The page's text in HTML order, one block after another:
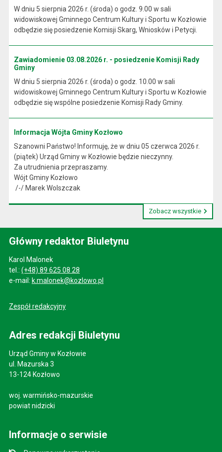
W dniu 5 sierpnia 2026 r. (środa) o godz. 9.00 w sali
widowiskowej Gminnego Centrum Kultury i Sportu w Kozłowie
odbędzie się posiedzenie Komisji Skarg, Wniosków i Petycji.
Zawiadomienie 03.08.2026 r. - posiedzenie Komisji Rady
Gminy
W dniu 5 sierpnia 2026 r. (środa) o godz. 10.00 w sali
widowiskowej Gminnego Centrum Kultury i Sportu w Kozłowie
odbędzie się wspólne posiedzenie Komisji Rady Gminy.
Informacja Wójta Gminy Kozłowo
Szanowni Państwo! Informuję, że w dniu 05 czerwca 2026 r.
(piątek) Urząd Gminy w Kozłowie będzie nieczynny.
Za utrudnienia przepraszamy.
Wójt Gminy Kozłowo
/-/ Marek Wolszczak
Zobacz wszystkie
Główny redaktor Biuletynu
Karol Malonek
tel.: (+48) 89 625 08 28
e-mail: k.malonek@kozlowo.pl
Zespół redakcyjny
Adres redakcji Biuletynu
Urząd Gminy w Kozłowie
ul. Mazurska 3
13-124 Kozłowo
woj. warmińsko-mazurskie
powiat nidzicki
Informacje o serwisie